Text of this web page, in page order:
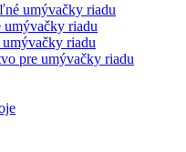
umývačky riadu
umývačky riadu
riadu
pre umývačky riadu